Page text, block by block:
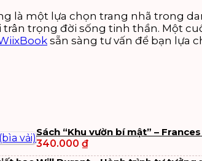
là một lựa chọn trang nhã trong
trọng đời sống tinh thần. Một
sẵn sàng tư vấn để bạn lựa
Sách “Khu vườn bí mật” –
340.000 ₫